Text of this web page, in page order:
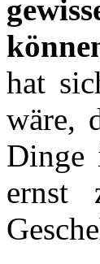
hat
wäre,
Dinge
ernst